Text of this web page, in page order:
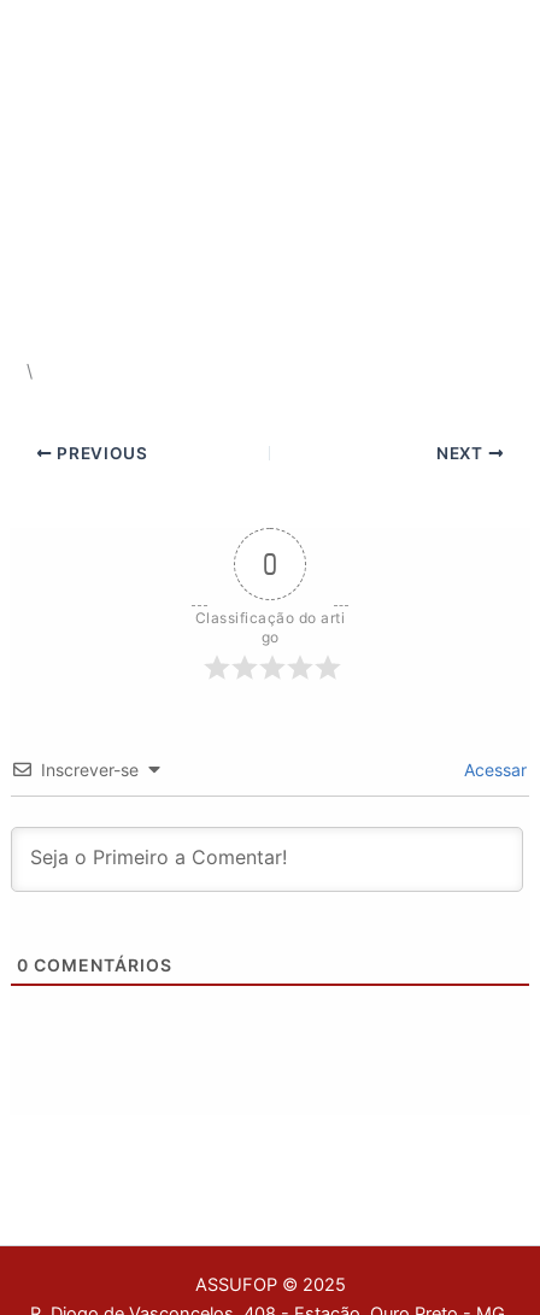
\
PREVIOUS NEXT
0
Classificação do arti
go
Inscrever-se Acessar
0 COMENTÁRIOS
ASSUFOP © 2025